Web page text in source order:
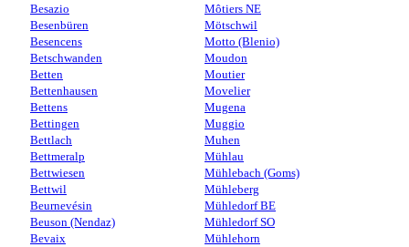
Besazio
Besenbüren
Besencens
Betschwanden
Betten
Bettenhausen
Bettens
Bettingen
Bettlach
Bettmeralp
Bettwiesen
Bettwil
Beurnevésin
Beuson (Nendaz)
Bevaix
Môtiers NE
Mötschwil
Motto (Blenio)
Moudon
Moutier
Movelier
Mugena
Muggio
Muhen
Mühlau
Mühlebach (Goms)
Mühleberg
Mühledorf BE
Mühledorf SO
Mühlehorn